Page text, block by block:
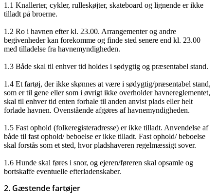
1.1 Knallerter, cykler, rulleskøjter, skateboard og lignende er ikke
tilladt på broerne.
1.2 Ro i havnen efter kl. 23.00. Arrangementer og andre
begivenheder kan forekomme og finde sted senere end kl. 23.00
med tilladelse fra havnemyndigheden.
1.3 Både skal til enhver tid holdes i sødygtig og præsentabel stand.
1.4 Et fartøj, der ikke skønnes at være i sødygtig/præsentabel stand,
som er til gene eller som i øvrigt ikke overholder havnereglementet,
skal til enhver tid enten forhale til anden anvist plads eller helt
forlade havnen. Ovenstående afgøres af havnemyndigheden.
1.5 Fast ophold (folkeregisteradresse) er ikke tilladt. Anvendelse af
både til fast ophold/ beboelse er ikke tilladt. Fast ophold/ beboelse
skal forstås som et sted, hvor pladshaveren regelmæssigt sover.
1.6 Hunde skal føres i snor, og ejeren/føreren skal opsamle og
bortskaffe eventuelle efterladenskaber.
2. Gæstende fartøjer